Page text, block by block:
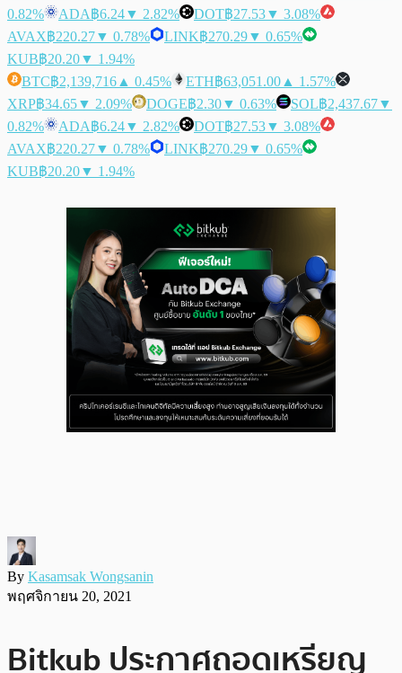
0.82%
ADA฿6.24▼ 2.82% DOT฿27.53▼ 3.08%
AVAX฿220.27▼ 0.78% LINK฿270.29▼ 0.65%
KUB฿20.20▼ 1.94%
BTC฿2,139,716 ▲ 0.45% ETH฿63,051.00 ▲ 1.57%
XRP฿34.65▼ 2.09% DOGE฿2.30▼ 0.63% SOL฿2,437.67▼
0.82%
ADA฿6.24▼ 2.82% DOT฿27.53▼ 3.08%
AVAX฿220.27▼ 0.78% LINK฿270.29▼ 0.65%
KUB฿20.20▼ 1.94%
By Kasamsak Wongsanin
พฤศจิกายน 20, 2021
Bitkub ประกาศถอดเหรียญ